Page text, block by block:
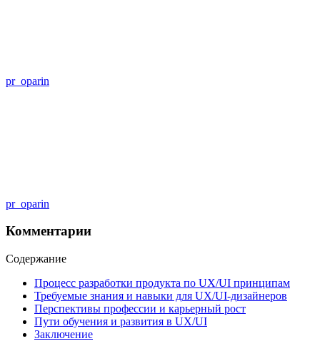
pr_oparin
pr_oparin
Комментарии
Содержание
Процесс разработки продукта по UX/UI принципам
Требуемые знания и навыки для UX/UI-дизайнеров
Перспективы профессии и карьерный рост
Пути обучения и развития в UX/UI
Заключение